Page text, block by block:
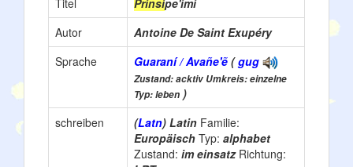
Titel Prinsipe'imi
Autor
Antoine De Saint Exupéry
Sprache
Guaraní / Avañe'ẽ (gug
Zustand: acktiv Umkreis: einzelne
Typ: leben )
schreiben
(Latn) Latin Familie:
Europäisch Typ: alphabet
Zustand: im einsatz Richtung: